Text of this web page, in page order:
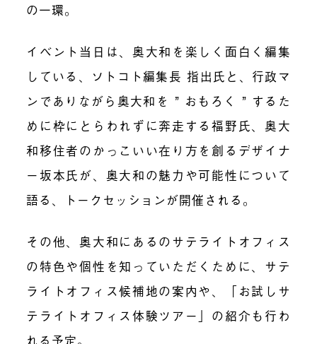
の一環。
イベント当日は、奥大和を楽しく面白く編集
している、ソトコト編集長 指出氏と、行政マ
ンでありながら奥大和を ” おもろく ” するた
めに枠にとらわれずに奔走する福野氏、奥大
和移住者のかっこいい在り方を創るデザイナ
ー坂本氏が、奥大和の魅力や可能性について
語る、トークセッションが開催される。
その他、奥大和にあるのサテライトオフィス
の特色や個性を知っていただくために、サテ
ライトオフィス候補地の案内や、「お試しサ
テライトオフィス体験ツアー」の紹介も行わ
れる予定。